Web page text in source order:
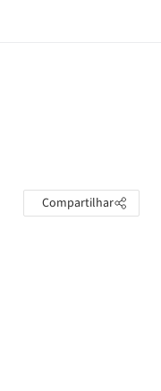
Compartilhar